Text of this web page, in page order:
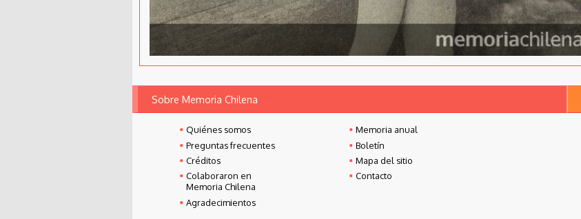
Sobre Memoria Chilena
Quiénes somos
Preguntas frecuentes
Créditos
Colaboraron en
Memoria Chilena
Agradecimientos
Memoria anual
Boletín
Mapa del sitio
Contacto